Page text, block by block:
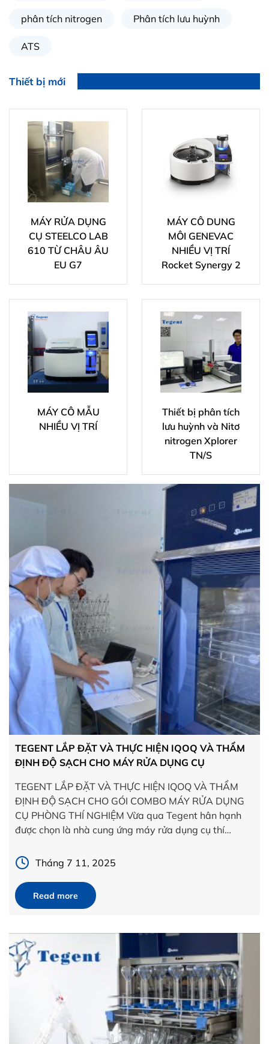
phân tích nitrogen Phân tích lưu huỳnh
ATS
Thiết bị mới
MÁY RỬA DỤNG
CỤ STEELCO LAB
610 TỪ CHÂU ÂU
EU G7
MÁY CÔ DUNG
MÔI GENEVAC
NHIỀU VỊ TRÍ
Rocket Synergy 2
MÁY CÔ MẪU
NHIỀU VỊ TRÍ
Thiết bị phân tích
lưu huỳnh và Nitơ
nitrogen Xplorer
TN/S
TEGENT LẮP ĐẶT VÀ THỰC HIỆN IQOQ VÀ THẨM
ĐỊNH ĐỘ SẠCH CHO MÁY RỬA DỤNG CỤ
TEGENT LẮP ĐẶT VÀ THỰC HIỆN IQOQ VÀ THẨM
ĐỊNH ĐỘ SẠCH CHO GÓI COMBO MÁY RỬA DỤNG
CỤ PHÒNG THÍ NGHIỆM Vừa qua Tegent hân hạnh
được chọn là nhà cung ứng máy rửa dụng cụ thí
nghệ cao từ nhà sản xuất Steelco […]
Tháng 7 11, 2025
Read more